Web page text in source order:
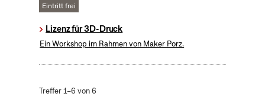
Eintritt frei
Lizenz für 3D-Druck
Ein Workshop im Rahmen von Maker Porz.
Treffer 1–6 von 6